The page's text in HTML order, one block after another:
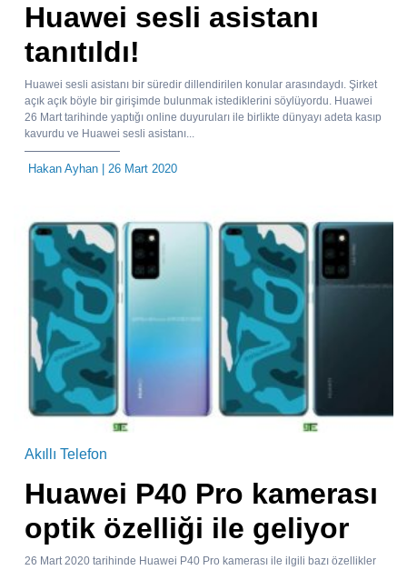
Huawei sesli asistanı
tanıtıldı!
Huawei sesli asistanı bir süredir dillendirilen konular arasındaydı. Şirket
açık açık böyle bir girişimde bulunmak istediklerini söylüyordu. Huawei
26 Mart tarihinde yaptığı online duyuruları ile birlikte dünyayı adeta kasıp
kavurdu ve Huawei sesli asistanı...
Hakan Ayhan | 26 Mart 2020
Akıllı Telefon
Huawei P40 Pro kamerası
optik özelliği ile geliyor
26 Mart 2020 tarihinde Huawei P40 Pro kamerası ile ilgili bazı özellikler